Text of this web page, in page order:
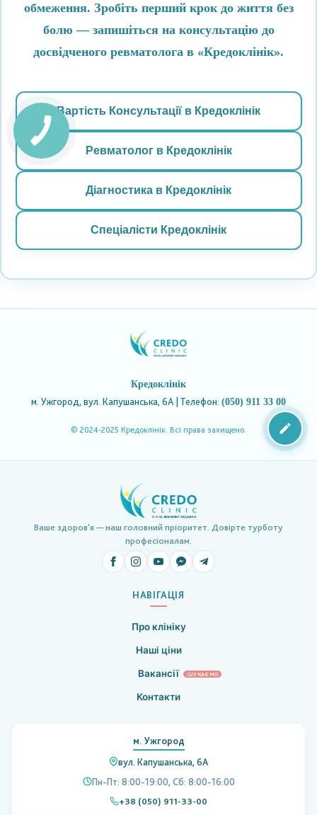
обмеження. Зробіть перший крок до життя без
болю — запишіться на консультацію до
досвідченого ревматолога в «Кредоклінік».
Вартість Консультації в Кредоклінік
Ревматолог в Кредоклінік
Діагностика в Кредоклінік
Спеціалісти Кредоклінік
Кредоклінік
м. Ужгород, вул. Капушанська, 6А | Телефон: (050) 911 33 00
© 2024-2025 Кредоклінік. Всі права захищено.
Ваше здоров'я — наш головний пріоритет. Довірте турботу
професіоналам.
НАВІГАЦІЯ
Про клініку
Наші ціни
Вакансії ШУКАЄМО
Контакти
м. Ужгород
вул. Капушанська, 6А
Пн-Пт: 8:00-19:00, Сб: 8:00-16:00
+38 (050) 911-33-00